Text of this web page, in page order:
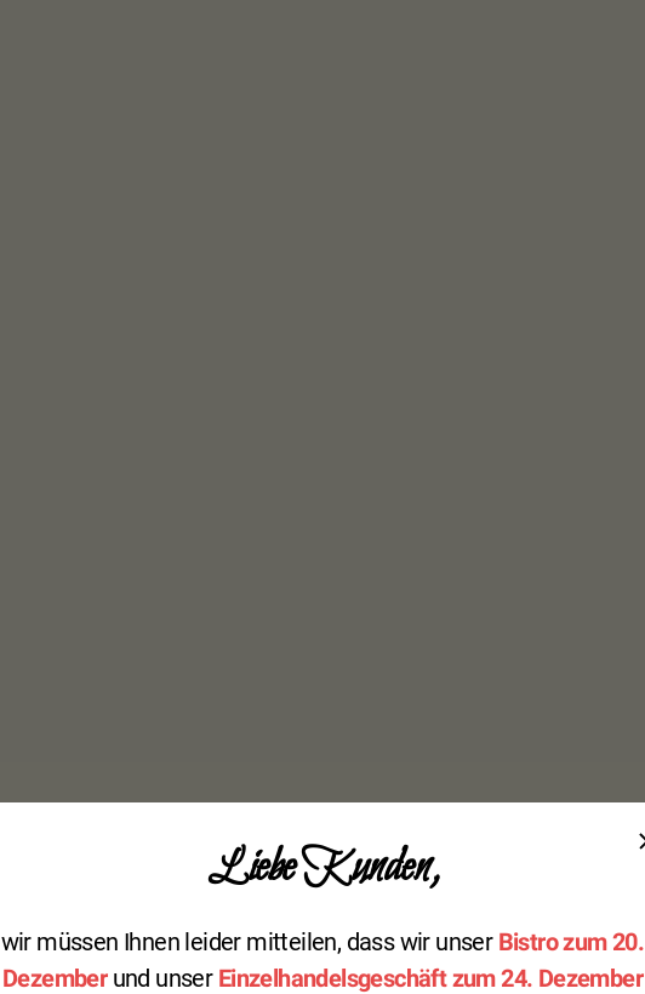
Liebe Kunden,
wir müssen Ihnen leider mitteilen, dass wir unser Bistro zum 20.
Dezemberund unser Einzelhandelsgeschäft zum 24. Dezember